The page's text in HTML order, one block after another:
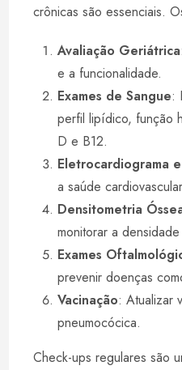
crônicas são essenciais.
Avaliação Geriátrica
e a funcionalidade.
Exames de Sangue:
perfil lipídico, função
D e B12.
Eletrocardiograma
a saúde
Densitometria
monitorar a
Exames
prevenir doenças
Vacinação: Atualizar
pneumocócica.
Check-ups regulares são